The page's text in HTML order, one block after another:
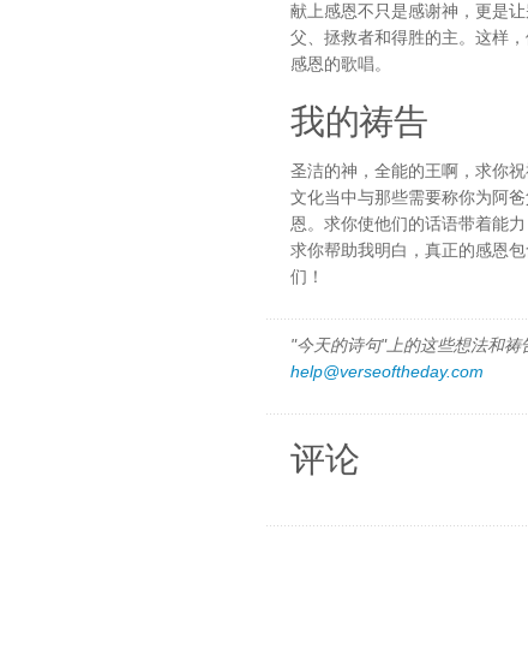
献上感恩不只是感谢神，更是
父、拯救者和得胜的主。这样
感恩的歌唱。
我的祷告
圣洁的神，全能的王啊，求你
文化当中与那些需要称你为阿
恩。求你使他们的话语带着能
求你帮助我明白，真正的感恩
们！
"今天的诗句"上的这些想法和
help@verseoftheday.com
评论